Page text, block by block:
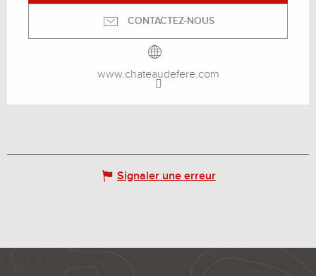
CONTACTEZ-NOUS
www.chateaudefere.com
Signaler une erreur